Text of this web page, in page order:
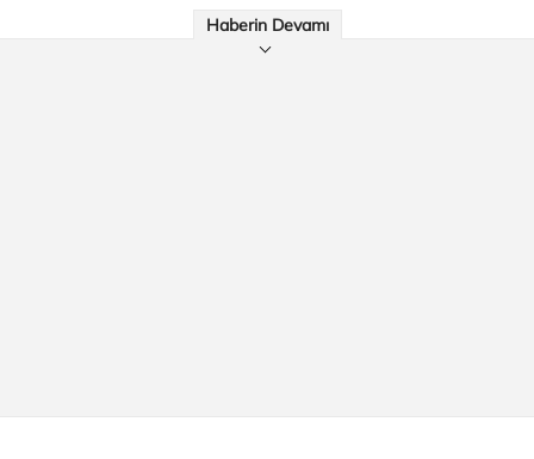
Haberin Devamı